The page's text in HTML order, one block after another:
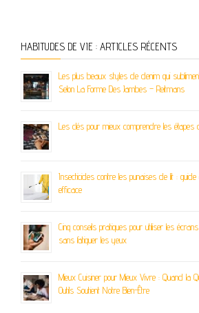
HABITUDES DE VIE : ARTICLES RÉCENTS
Les plus beaux styles de denim qui
Selon La Forme Des Jambes – Reitmans
Les clés pour mieux comprendre les
Insecticides contre les punaises de lit :
efficace
Cinq conseils pratiques pour utiliser les
sans fatiguer les yeux
Mieux Cuisiner pour Mieux Vivre : Quand la
Outils Soutient Notre Bien-Être